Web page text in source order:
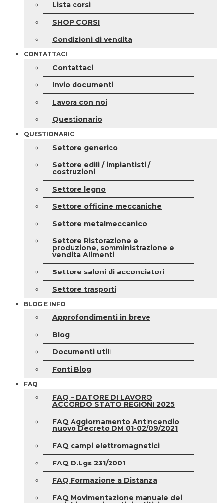
Lista corsi
SHOP CORSI
Condizioni di vendita
CONTATTACI
Contattaci
Invio documenti
Lavora con noi
Questionario
QUESTIONARIO
Settore generico
Settore edili / impiantisti /
costruzioni
Settore legno
Settore officine meccaniche
Settore metalmeccanico
Settore Ristorazione e
produzione, somministrazione e
vendita Alimenti
Settore saloni di acconciatori
Settore trasporti
BLOG E INFO
Approfondimenti in breve
Blog
Documenti utili
Fonti Blog
FAQ
FAQ – DATORE DI LAVORO
ACCORDO STATO REGIONI 2025
FAQ Aggiornamento Antincendio
nuovo Decreto DM 01-02/09/2021
FAQ campi elettromagnetici
FAQ D.Lgs 231/2001
FAQ Formazione a Distanza
FAQ Movimentazione manuale dei